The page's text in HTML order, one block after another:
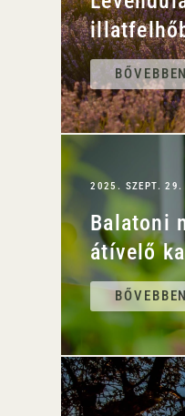
2025. SZEPT. 29.
Balatoni
átívelő